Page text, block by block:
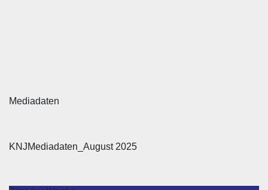
Mediadaten
KNJMediadaten_August 2025